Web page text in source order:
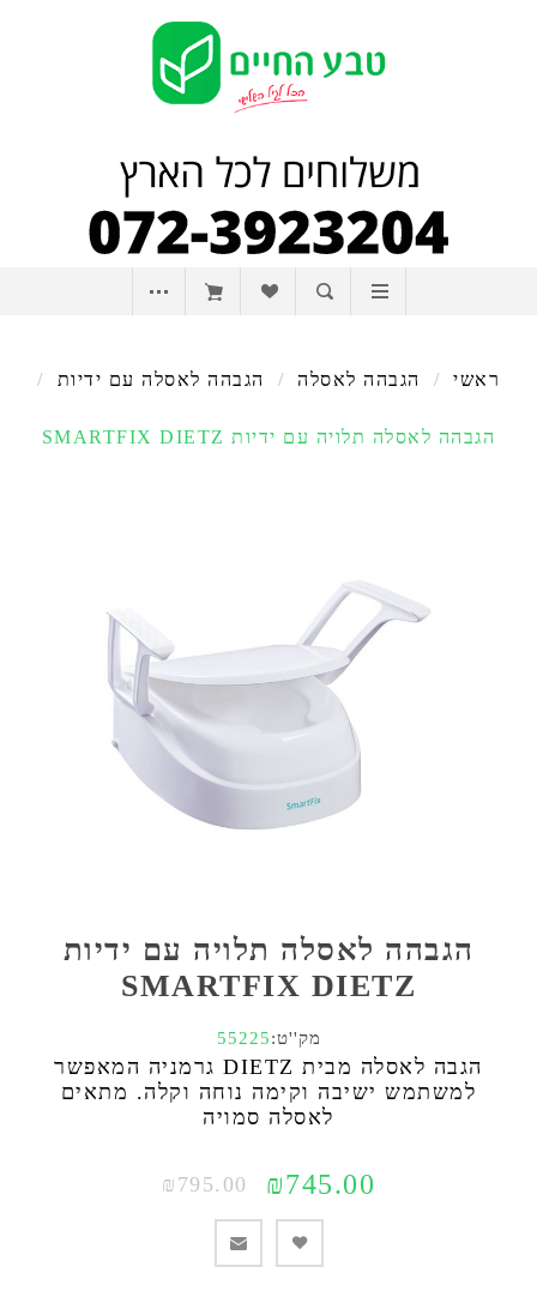
ראשי / הגבהה לאסלה / הגבהה לאסלה עם ידיות /
הגבהה לאסלה תלויה עם ידיות SMARTFIX DIETZ
הגבהה לאסלה תלויה עם ידיות
SMARTFIX DIETZ
מק''ט:55225
הגבה לאסלה מבית DIETZ גרמניה המאפשר
למשתמש ישיבה וקימה נוחה וקלה. מתאים
לאסלה סמויה
₪745.00
₪795.00